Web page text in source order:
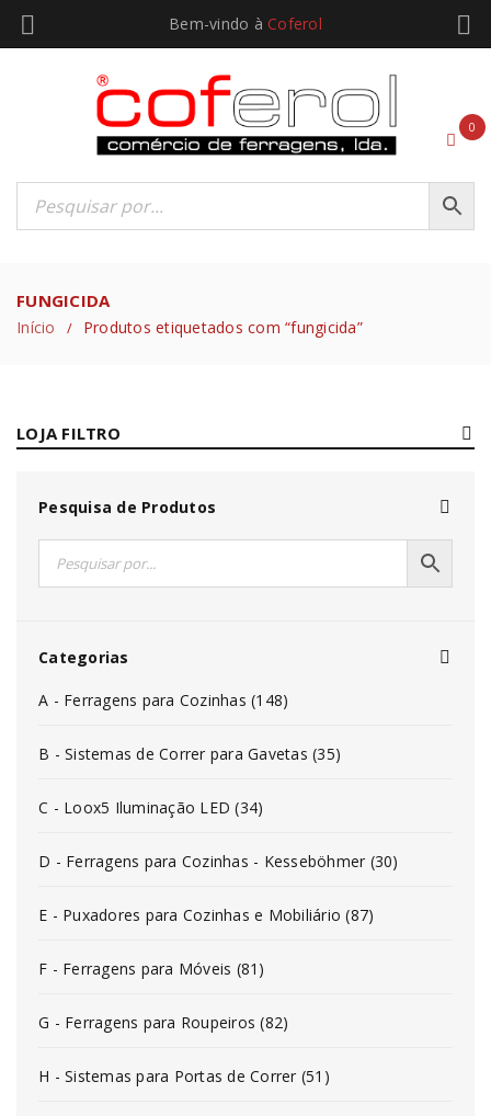
Bem-vindo à Coferol
0
FUNGICIDA
Início / Produtos etiquetados com “fungicida”
LOJA FILTRO
Pesquisa de Produtos
Categorias
A - Ferragens para Cozinhas (148)
B - Sistemas de Correr para Gavetas (35)
C - Loox5 Iluminação LED (34)
D - Ferragens para Cozinhas - Kesseböhmer (30)
E - Puxadores para Cozinhas e Mobiliário (87)
F - Ferragens para Móveis (81)
G - Ferragens para Roupeiros (82)
H - Sistemas para Portas de Correr (51)